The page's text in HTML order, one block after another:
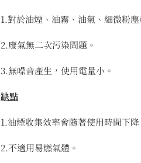
1.對於油煙、油霧、油氣、細微粉
2.廢氣無二次污染問題。
3.無噪音產生，使用電量小。
缺點
1.油煙收集效率會隨著使用時間下
2.不適用易燃氣體。